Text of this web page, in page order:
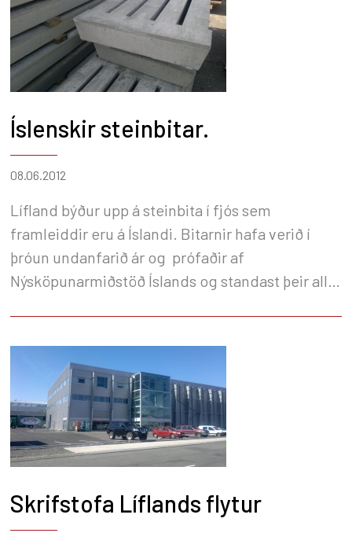
Íslenskir steinbitar.
08.06.2012
Lífland býður upp á steinbita í fjós sem
framleiddir eru á Íslandi. Bitarnir hafa verið í
þróun undanfarið ár og prófaðir af
Nýsköpunarmiðstöð Íslands og standast þeir allar
Skrifstofa Líflands flytur